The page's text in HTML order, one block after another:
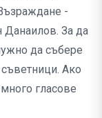
-
За да
да събере
Ако
гласове